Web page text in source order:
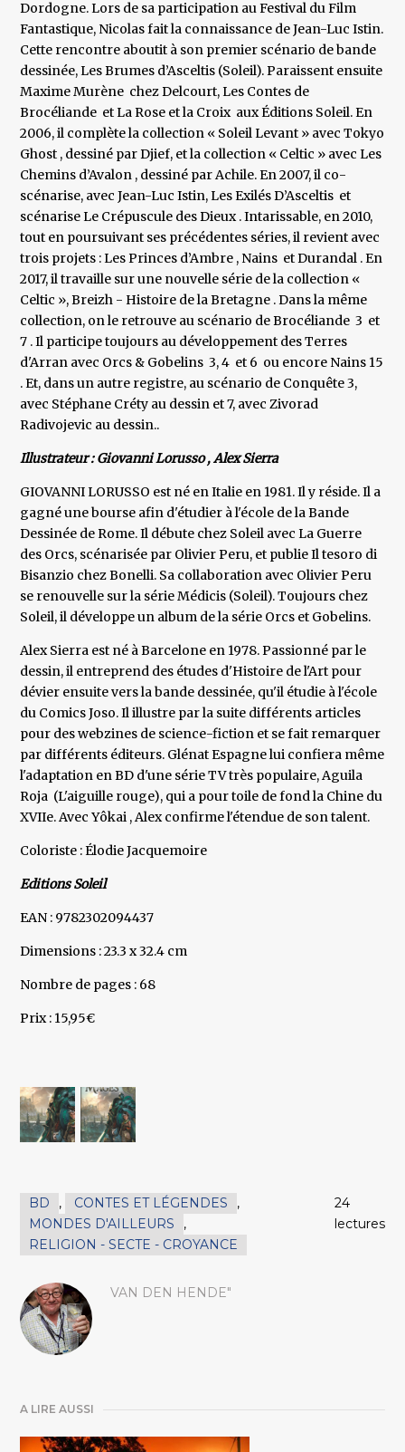
Dordogne. Lors de sa participation au Festival du Film
Fantastique, Nicolas fait la connaissance de Jean-Luc Istin.
Cette rencontre aboutit à son premier scénario de bande
dessinée, Les Brumes d’Asceltis (Soleil). Paraissent ensuite
Maxime Murène chez Delcourt, Les Contes de
Brocéliande et La Rose et la Croix aux Éditions Soleil. En
2006, il complète la collection « Soleil Levant » avec Tokyo
Ghost , dessiné par Djief, et la collection « Celtic » avec Les
Chemins d’Avalon , dessiné par Achile. En 2007, il co-
scénarise, avec Jean-Luc Istin, Les Exilés D’Asceltis et
scénarise Le Crépuscule des Dieux . Intarissable, en 2010,
tout en poursuivant ses précédentes séries, il revient avec
trois projets : Les Princes d’Ambre , Nains et Durandal . En
2017, il travaille sur une nouvelle série de la collection «
Celtic », Breizh - Histoire de la Bretagne . Dans la même
collection, on le retrouve au scénario de Brocéliande 3 et
7 . Il participe toujours au développement des Terres
d'Arran avec Orcs & Gobelins 3, 4 et 6 ou encore Nains 15
. Et, dans un autre registre, au scénario de Conquête 3,
avec Stéphane Créty au dessin et 7, avec Zivorad
Radivojevic au dessin..
Illustrateur : Giovanni Lorusso , Alex Sierra
GIOVANNI LORUSSO est né en Italie en 1981. Il y réside. Il a
gagné une bourse afin d'étudier à l'école de la Bande
Dessinée de Rome. Il débute chez Soleil avec La Guerre
des Orcs, scénarisée par Olivier Peru, et publie Il tesoro di
Bisanzio chez Bonelli. Sa collaboration avec Olivier Peru
se renouvelle sur la série Médicis (Soleil). Toujours chez
Soleil, il développe un album de la série Orcs et Gobelins.
Alex Sierra est né à Barcelone en 1978. Passionné par le
dessin, il entreprend des études d'Histoire de l'Art pour
dévier ensuite vers la bande dessinée, qu'il étudie à l'école
du Comics Joso. Il illustre par la suite différents articles
pour des webzines de science-fiction et se fait remarquer
par différents éditeurs. Glénat Espagne lui confiera même
l'adaptation en BD d'une série TV très populaire, Aguila
Roja (L'aiguille rouge), qui a pour toile de fond la Chine du
XVIIe. Avec Yôkai , Alex confirme l'étendue de son talent.
Coloriste : Élodie Jacquemoire
Editions Soleil
EAN : 9782302094437
Dimensions : 23.3 x 32.4 cm
Nombre de pages : 68
Prix : 15,95€
BD , CONTES ET LÉGENDES
,
MONDES D'AILLEURS
,
RELIGION - SECTE - CROYANCE
24
lectures
VAN DEN HENDE"
A LIRE AUSSI